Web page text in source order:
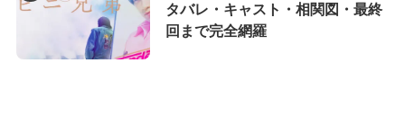
タバレ・キャスト・相関図・最終
回まで完全網羅